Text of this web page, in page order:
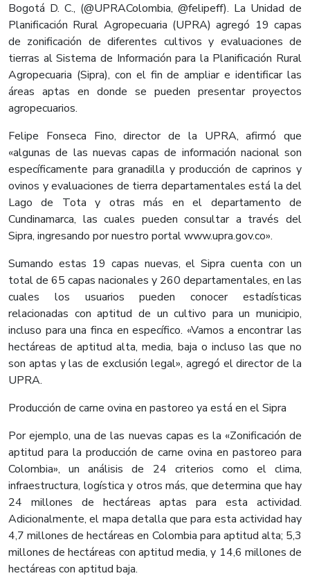
Bogotá D. C., (@UPRAColombia, @felipeff). La Unidad de
Planificación Rural Agropecuaria (UPRA) agregó 19 capas
de zonificación de diferentes cultivos y evaluaciones de
tierras al Sistema de Información para la Planificación Rural
Agropecuaria (Sipra), con el fin de ampliar e identificar las
áreas aptas en donde se pueden presentar proyectos
agropecuarios.
Felipe Fonseca Fino, director de la UPRA, afirmó que
«algunas de las nuevas capas de información nacional son
específicamente para granadilla y producción de caprinos y
ovinos y evaluaciones de tierra departamentales está la del
Lago de Tota y otras más en el departamento de
Cundinamarca, las cuales pueden consultar a través del
Sipra, ingresando por nuestro portal www.upra.gov.co».
Sumando estas 19 capas nuevas, el Sipra cuenta con un
total de 65 capas nacionales y 260 departamentales, en las
cuales los usuarios pueden conocer estadísticas
relacionadas con aptitud de un cultivo para un municipio,
incluso para una finca en específico. «Vamos a encontrar las
hectáreas de aptitud alta, media, baja o incluso las que no
son aptas y las de exclusión legal», agregó el director de la
UPRA.
Producción de carne ovina en pastoreo ya está en el Sipra
Por ejemplo, una de las nuevas capas es la «Zonificación de
aptitud para la producción de carne ovina en pastoreo para
Colombia», un análisis de 24 criterios como el clima,
infraestructura, logística y otros más, que determina que hay
24 millones de hectáreas aptas para esta actividad.
Adicionalmente, el mapa detalla que para esta actividad hay
4,7 millones de hectáreas en Colombia para aptitud alta; 5,3
millones de hectáreas con aptitud media, y 14,6 millones de
hectáreas con aptitud baja.